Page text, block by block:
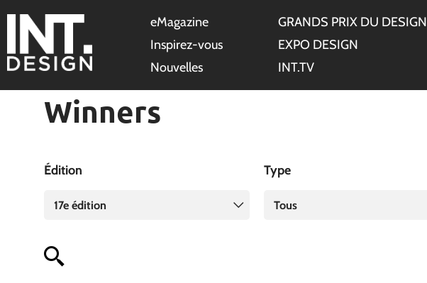
eMagazine
Inspirez-vous
Nouvelles
GRANDS PRIX DU DESIGN
EXPO DESIGN
INT.TV
Winners
Édition
17e édition
Type
Tous